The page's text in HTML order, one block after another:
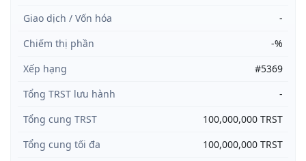
Giao dịch / Vốn hóa
-
Chiếm thị phần
-%
Xếp hạng
#5369
Tổng TRST lưu hành
-
Tổng cung TRST
100,000,000 TRST
Tổng cung tối đa
100,000,000 TRST